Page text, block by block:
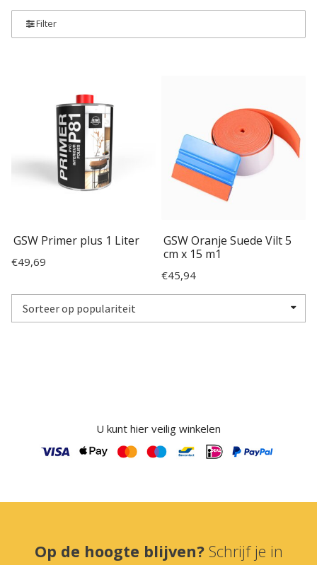
Filter
GSW Primer plus 1 Liter
€49,69
GSW Oranje Suede Vilt 5
cm x 15 m1
€45,94
U kunt hier veilig winkelen
Op de hoogte blijven? Schrijf je in